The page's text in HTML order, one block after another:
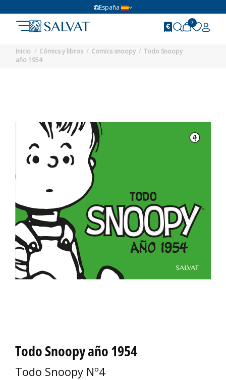
España
0
Inicio Cómics y libros Comics snoopy
Todo Snoopy
año 1954
Todo Snoopy año 1954
Todo Snoopy Nº4